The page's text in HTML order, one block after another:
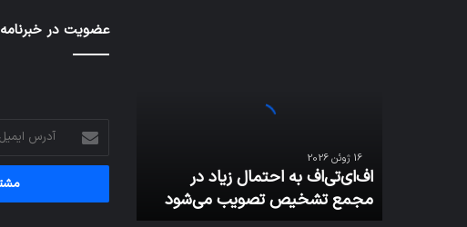
تصویب
می‌شود
16 ژوئن 2026
اف‌ای‌تی‌اف به احتمال زیاد در
مجمع تشخیص تصویب می‌شود
عضویت در خبرنامه
آدرس
ایمیل
خود
وارد